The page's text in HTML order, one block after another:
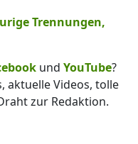
Trennungen,
und YouTube?
aktuelle Videos, tolle
zur Redaktion.